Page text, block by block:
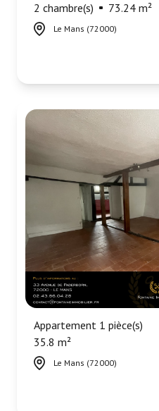
2 chambre(s)
73.24 m²
Le Mans (72000)
Appartement 1 pièce(s)
35.8 m²
Le Mans (72000)